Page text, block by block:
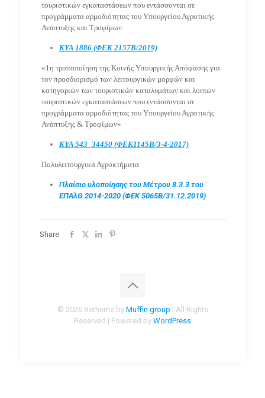
τουριστικών εγκαταστάσεων που εντάσσονται σε
προγράμματα αρμοδιότητας του Υπουργείου Αγροτικής
Ανάπτυξης και Τροφίμων.
ΚΥΑ 1886 (ΦΕΚ 2157Β/2019)
«1η τροποποίηση της Κοινής Υπουργικής Απόφασης για
τον προσδιορισμό των λειτουργικών μορφών και
κατηγοριών των τουριστικών καταλυμάτων και λοιπών
τουριστικών εγκαταστάσεων που εντάσσονται σε
προγράμματα αρμοδιότητας του Υπουργείου Αγροτικής
Ανάπτυξης & Τροφίμων»
ΚΥΑ 543_34450 (ΦΕΚ1145Β/3-4-2017)
Πολυλειτουργικά Αγροκτήματα
Πλαίσιο υλοποίησης του Μέτρου 8.3.3 του
ΕΠΑλΘ 2014-2020 (ΦΕΚ 5065Β/31.12.2019)
Share
© 2026 Betheme by Muffin group | All Rights
Reserved | Powered by WordPress